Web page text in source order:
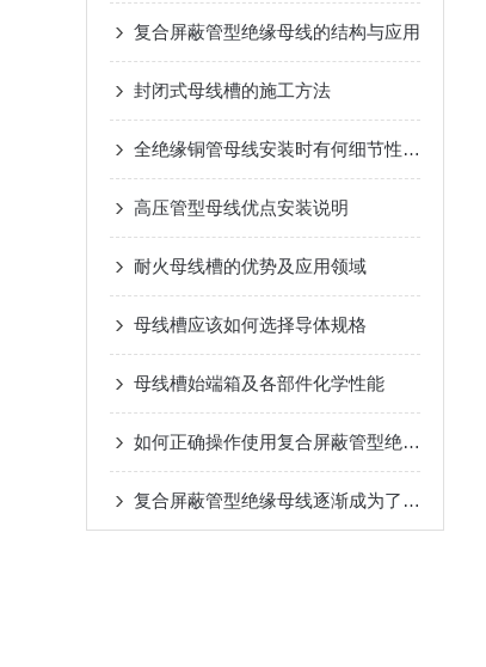
复合屏蔽管型绝缘母线的结构与应用
封闭式母线槽的施工方法
全绝缘铜管母线安装时有何细节性的工艺要求？
高压管型母线优点安装说明
耐火母线槽的优势及应用领域
母线槽应该如何选择导体规格
母线槽始端箱及各部件化学性能
如何正确操作使用复合屏蔽管型绝缘母线？
复合屏蔽管型绝缘母线逐渐成为了电力系统中不可少的一部分